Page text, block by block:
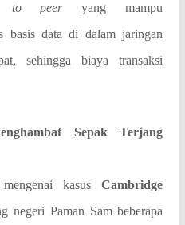
to peeryang mampu
basis data di dalam jaringan
sehingga biaya transaksi
Sepak Terjang
kasusCambridge
negeri Paman Sam beberapa